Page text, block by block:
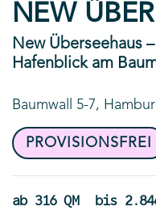
NEW
New Überseehaus
Hafenblick am
Baumwall 5-7,
PROVISIONSFREI
ab 316 QM
bis